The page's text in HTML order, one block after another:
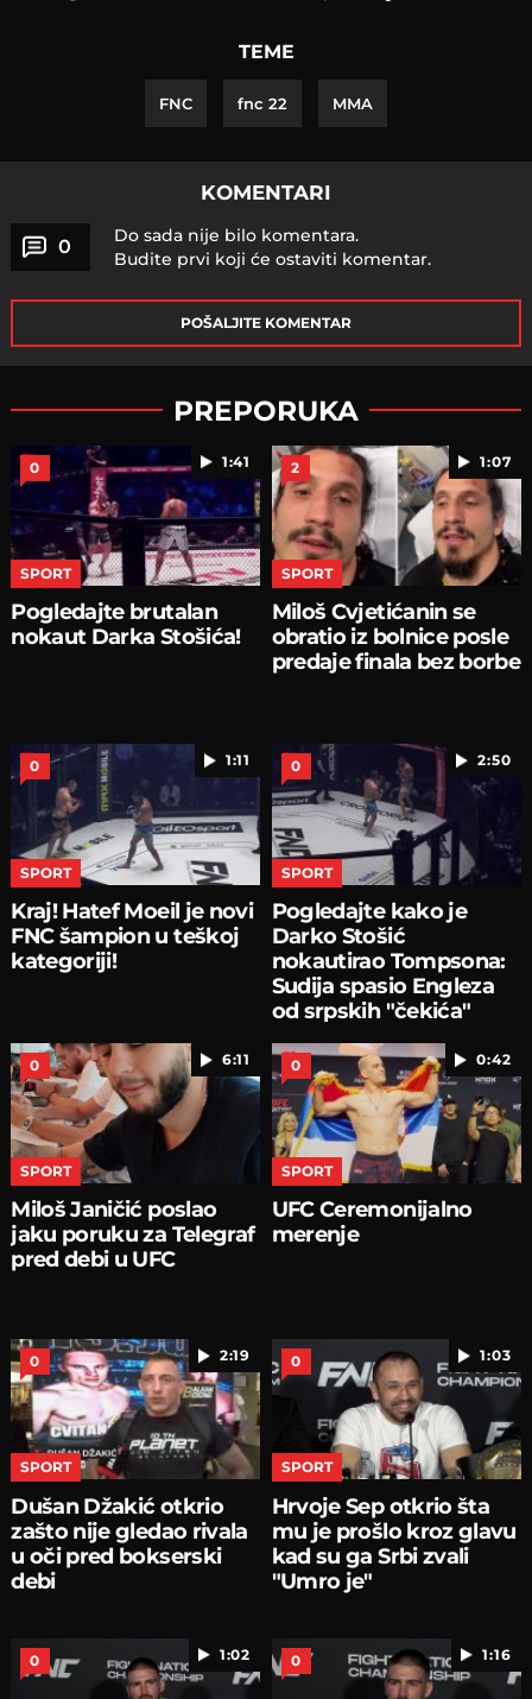
TEME
FNC fnc 22 MMA
KOMENTARI
0
Do sada nije bilo komentara.
Budite prvi koji će ostaviti komentar.
POŠALJITE KOMENTAR
PREPORUKA
1:41
0
SPORT
Pogledajte brutalan
nokaut Darka Stošića!
1:07
2
SPORT
Miloš Cvjetićanin se
obratio iz bolnice posle
predaje finala bez borbe
1:11
0
SPORT
Kraj! Hatef Moeil je novi
FNC šampion u teškoj
kategoriji!
2:50
0
SPORT
Pogledajte kako je
Darko Stošić
nokautirao Tompsona:
Sudija spasio Engleza
od srpskih "čekića"
6:11
0
SPORT
Miloš Janičić poslao
jaku poruku za Telegraf
pred debi u UFC
0:42
0
SPORT
UFC Ceremonijalno
merenje
2:19
0
SPORT
Dušan Džakić otkrio
zašto nije gledao rivala
u oči pred bokserski
debi
1:03
0
SPORT
Hrvoje Sep otkrio šta
mu je prošlo kroz glavu
kad su ga Srbi zvali
"Umro je"
1:02
0 1:16
0